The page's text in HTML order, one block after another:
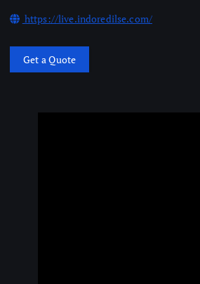
https://live.indoredilse.com/
Get a Quote